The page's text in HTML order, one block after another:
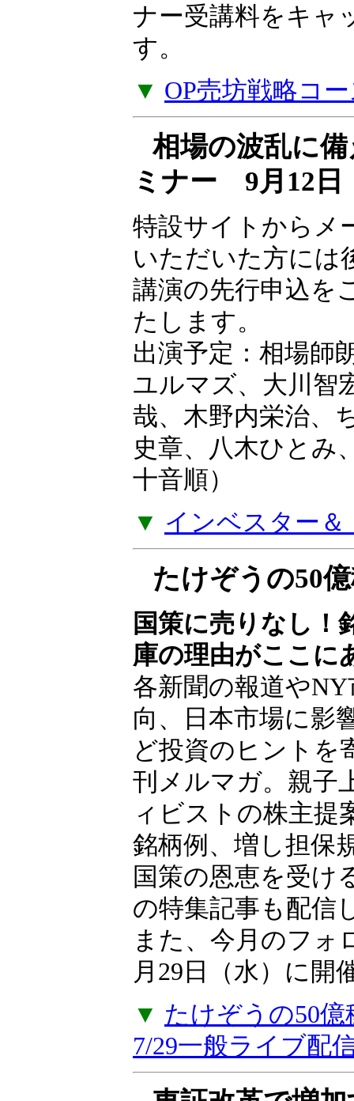
ース 9月開講』に
ナー受講料をキャ
す。
▼ OP売坊戦略コ
相場の波乱に
ミナー 9月12日
特設サイトからメ
いただいた方には
講演の先行申込を
たします。
出演予定：相場師
ユルマズ、大川智
哉、木野内栄治、
史章、八木ひとみ
十音順）
▼ インベスター＆
たけぞうの50
国策に売りなし！
庫の理由がここに
各新聞の報道や
向、日本市場に影
ど投資のヒントを
刊メルマガ。親子
ィビストの株主提
銘柄例、増し担保
国策の恩恵を受け
の特集記事も配信
また、今月のフォ
月29日（水）に開
▼ たけぞうの50
7/29一般ライブ配